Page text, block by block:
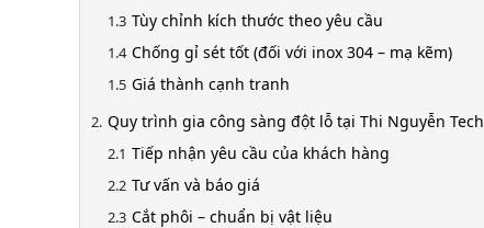
Tùy chỉnh kích thước theo yêu cầu
Chống gỉ sét tốt (đối với inox 304 – mạ kẽm)
Giá thành cạnh tranh
Quy trình gia công sàng đột lỗ tại Thi Nguyễn Tech
Tiếp nhận yêu cầu của khách hàng
Tư vấn và báo giá
Cắt phôi – chuẩn bị vật liệu